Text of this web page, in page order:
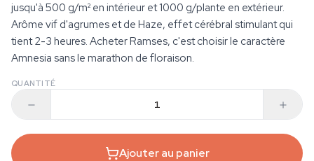
jusqu'à 500 g/m² en intérieur et 1000 g/plante en extérieur.
Arôme vif d'agrumes et de Haze, effet cérébral stimulant qui
tient 2-3 heures. Acheter Ramses, c'est choisir le caractère
Amnesia sans le marathon de floraison.
QUANTITÉ
Ajouter au panier